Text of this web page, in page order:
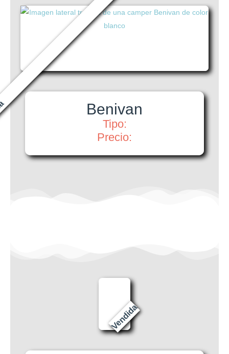
Benivan
Tipo:
Precio:
Vendida